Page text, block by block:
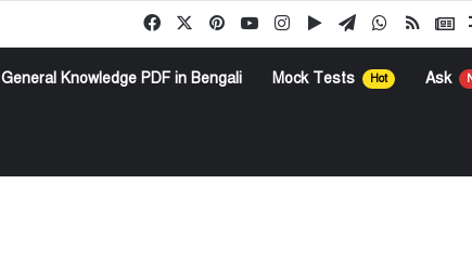
FacebookPinterestYouTubeInstagramGoogle Play
TelegramWhatsApp
RSS
General Knowledge PDF in Bengali Mock Tests Hot Ask